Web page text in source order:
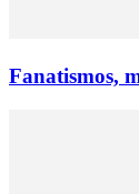
Fanatismos,